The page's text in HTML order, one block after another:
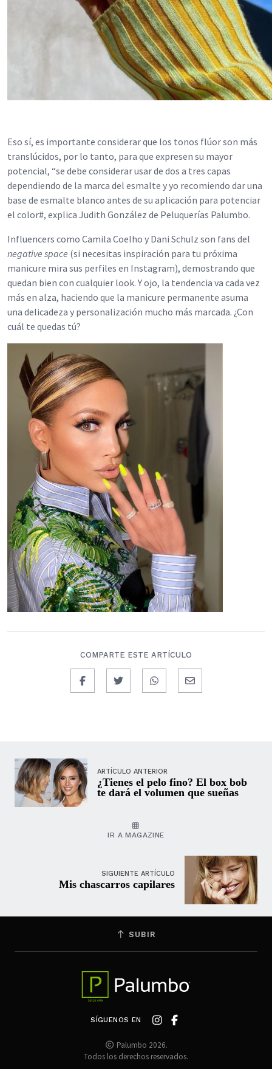
Eso sí, es importante considerar que los tonos flúor son más
translúcidos, por lo tanto, para que expresen su mayor
potencial, “se debe considerar usar de dos a tres capas
dependiendo de la marca del esmalte y yo recomiendo dar una
base de esmalte blanco antes de su aplicación para potenciar
el color#, explica Judith González de Peluquerías Palumbo.
Influencers como Camila Coelho y Dani Schulz son fans del
negative space (si necesitas inspiración para tu próxima
manicure mira sus perfiles en Instagram), demostrando que
quedan bien con cualquier look. Y ojo, la tendencia va cada vez
más en alza, haciendo que la manicure permanente asuma
una delicadeza y personalización mucho más marcada. ¿Con
cuál te quedas tú?
COMPARTE ESTE ARTÍCULO
ARTÍCULO ANTERIOR
¿Tienes el pelo fino? El box bob
te dará el volumen que sueñas
IR A MAGAZINE
SIGUIENTE ARTÍCULO
Mis chascarros capilares
SUBIR
SÍGUENOS EN
Palumbo 2026.
Todos los derechos reservados.